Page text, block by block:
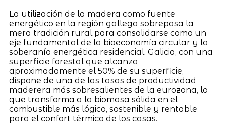
La utilización de la madera como fuente
energético en la región gallega sobrepasa la
mera tradición rural para consolidarse como un
eje fundamental de la bioeconomía circular y la
soberanía energética residencial. Galicia, con una
superficie forestal que alcanza
aproximadamente el 50% de su superficie,
dispone de una de las tasas de productividad
maderera más sobresalientes de la eurozona, lo
que transforma a la biomasa sólida en el
combustible más lógico, sostenible y rentable
para el confort térmico de los casas.